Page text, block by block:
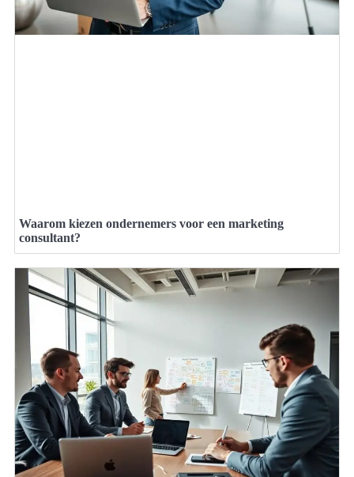
Waarom kiezen ondernemers voor een marketing
consultant?